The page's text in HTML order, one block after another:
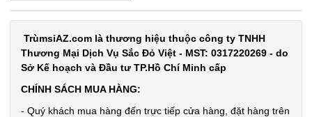
TrùmsỉAZ.com là thương hiệu thuộc công ty TNHH
Thương Mại Dịch Vụ Sắc Đỏ Việt - MST: 0317220269 - do
Sở Kế hoạch và Đầu tư TP.Hồ Chí Minh cấp
CHÍNH SÁCH MUA HÀNG:
- Quý khách mua hàng đến trực tiếp cửa hàng, đặt hàng trên
Gun 30w -
đồng có
MÃ
SP:
SP004037
92.000 đ